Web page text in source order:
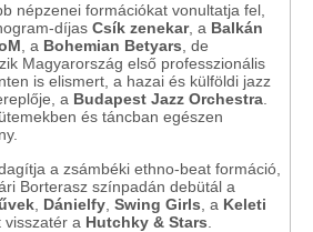
népzenei formációkat vonultatja fel,
díjas Csík zenekar, a Balkán
, a Bohemian Betyars , de
Magyarország első professzionális
is elismert, a hazai és külföldi jazz
a Budapest Jazz Orchestra
és táncban egészen
a zsámbéki ethno-beat formáció,
Borterasz színpadán debütál a
Dánielfy Swing Girls , a Keleti
visszatér a Hutchky & Stars